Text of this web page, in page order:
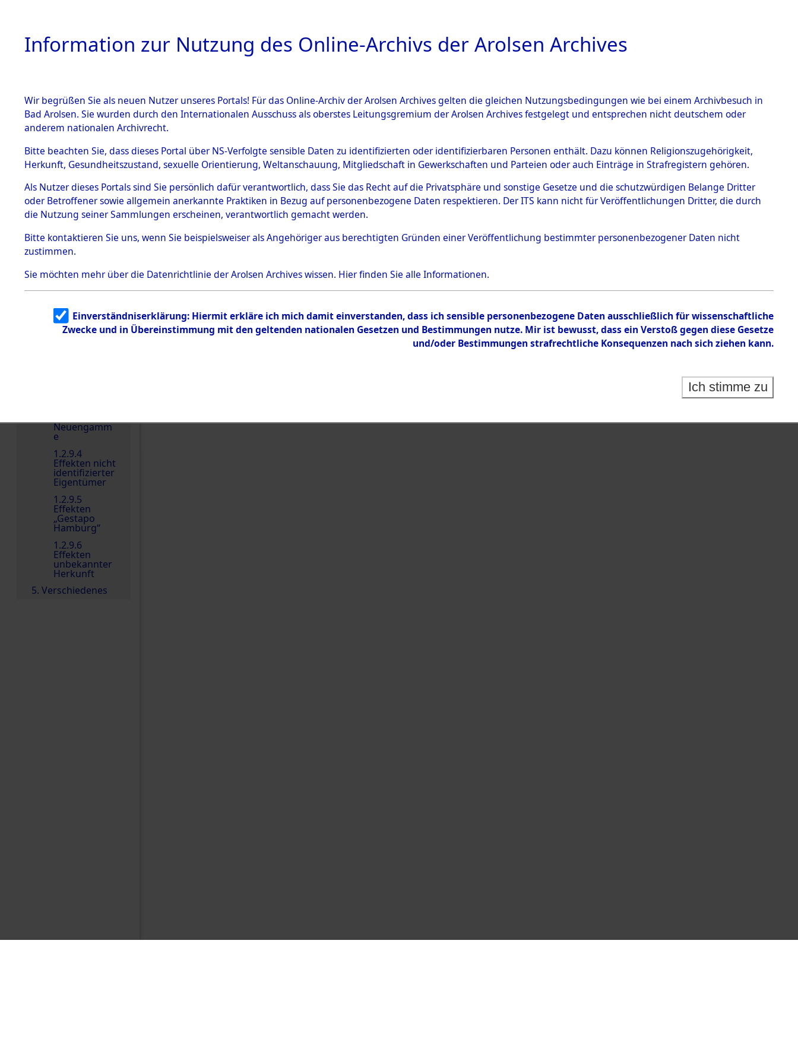
HOME BESTANDSBESCHREIBUNG ARCHIVALE ÜBERSICHT BILD
BESTÄNDE
Inhaftierungsdoku
mente
1.2.9 Beim ITS
verwahrte
1.2.9.1
Effekten aus
Dachau
e
1.2.9.2
Effekten aus
Neuengamm
e
1.2.9.4
Effekten nicht
identifizierter
Eigentümer
1.2.9.5
Effekten
„Gestapo
Hamburg“
1.2.9.6
Effekten
unbekannter
Herkunft
5. Verschiedenes
0003 (108020676)
0003 (108020676)
Person MARCINIAK, KAZIMIERZ
Information zur Nutzung des Online-Archivs der Arolsen Archives
Wir begrüßen Sie als neuen Nutzer unseres Portals! Für das Online-Archiv der Arolsen Archives gelten die gleichen Nutzungsbedingungen wie bei einem Archivbesuch in
Bad Arolsen. Sie wurden durch den Internationalen Ausschuss als oberstes Leitungsgremium der Arolsen Archives festgelegt und entsprechen nicht deutschem oder
anderem nationalen Archivrecht.
Bitte beachten Sie, dass dieses Portal über NS-Verfolgte sensible Daten zu identifizierten oder identifizierbaren Personen enthält. Dazu können Religionszugehörigkeit,
Herkunft, Gesundheitszustand, sexuelle Orientierung, Weltanschauung, Mitgliedschaft in Gewerkschaften und Parteien oder auch Einträge in Strafregistern gehören.
Als Nutzer dieses Portals sind Sie persönlich dafür verantwortlich, dass Sie das Recht auf die Privatsphäre und sonstige Gesetze und die schutzwürdigen Belange Dritter
oder Betroffener sowie allgemein anerkannte Praktiken in Bezug auf personenbezogene Daten respektieren. Der ITS kann nicht für Veröffentlichungen Dritter, die durch
die Nutzung seiner Sammlungen erscheinen, verantwortlich gemacht werden.
Bitte kontaktieren Sie uns, wenn Sie beispielsweiser als Angehöriger aus berechtigten Gründen einer Veröffentlichung bestimmter personenbezogener Daten nicht
zustimmen.
Sie möchten mehr über die Datenrichtlinie der Arolsen Archives wissen. Hierfinden Sie alle Informationen.
Einverständniserklärung: Hiermit erkläre ich mich damit einverstanden, dass ich sensible personenbezogene Daten ausschließlich für wissenschaftliche
Zwecke und in Übereinstimmung mit den geltenden nationalen Gesetzen und Bestimmungen nutze. Mir ist bewusst, dass ein Verstoß gegen diese Gesetze
und/oder Bestimmungen strafrechtliche Konsequenzen nach sich ziehen kann.
Ich stimme zu